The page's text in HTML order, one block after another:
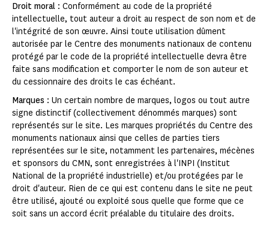
Droit moral : Conformément au code de la propriété
intellectuelle, tout auteur a droit au respect de son nom et de
l'intégrité de son œuvre. Ainsi toute utilisation dûment
autorisée par le Centre des monuments nationaux de contenu
protégé par le code de la propriété intellectuelle devra être
faite sans modification et comporter le nom de son auteur et
du cessionnaire des droits le cas échéant.
Marques : Un certain nombre de marques, logos ou tout autre
signe distinctif (collectivement dénommés marques) sont
représentés sur le site. Les marques propriétés du Centre des
monuments nationaux ainsi que celles de parties tiers
représentées sur le site, notamment les partenaires, mécènes
et sponsors du CMN, sont enregistrées à l'INPI (Institut
National de la propriété industrielle) et/ou protégées par le
droit d'auteur. Rien de ce qui est contenu dans le site ne peut
être utilisé, ajouté ou exploité sous quelle que forme que ce
soit sans un accord écrit préalable du titulaire des droits.